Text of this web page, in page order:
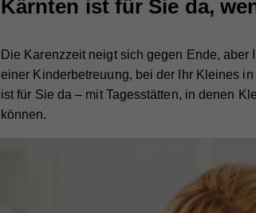
Kärnten ist für Sie da,
Die Karenzzeit neigt sich gegen Ende,
einer Kinderbetreuung, bei der Ihr Kleines
ist für Sie da – mit Tagesstätten, in denen
können.